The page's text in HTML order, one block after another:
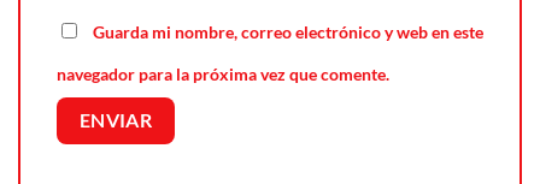
Guarda mi nombre, correo electrónico y web en este
navegador para la próxima vez que comente.